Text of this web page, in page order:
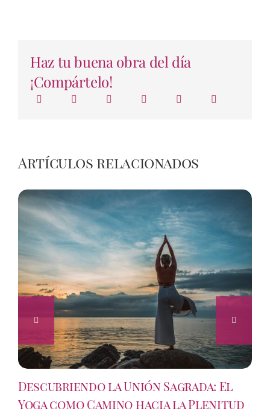
Haz tu buena obra del día
¡Compártelo!
Artículos relacionados
Descubriendo la Unión Sagrada: El
Yoga como Camino hacia la Plenitud